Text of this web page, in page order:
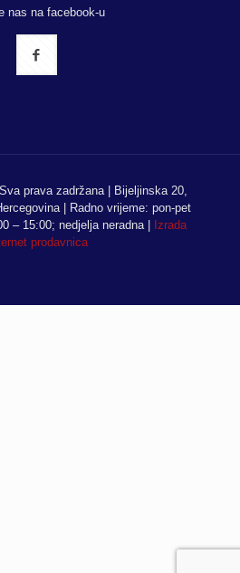
nas na facebook-u
prava zadržana | Bijeljinska 20,
| Radno vrijeme: pon-pet
– 15:00; nedjelja neradna |
Izrada
prodavnica